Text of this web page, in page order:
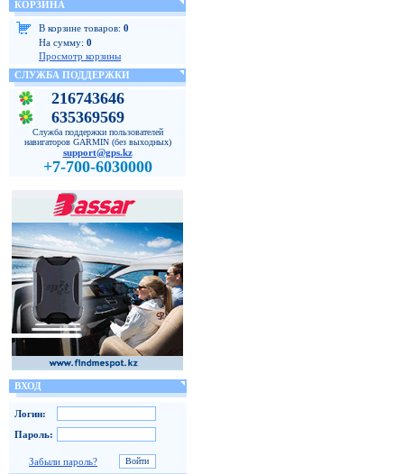
КОРЗИНА
В корзине товаров: 0
На сумму: 0
Просмотр корзины
СЛУЖБА ПОДДЕРЖКИ
216743646
635369569
Служба поддержки пользователей
навигаторов GARMIN (без выходных)
support@gps.kz
+7-700-6030000
ВХОД
Логин:
Пароль:
Забыли пароль?